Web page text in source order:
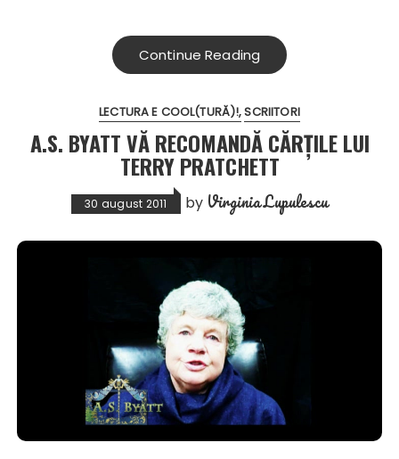
Continue Reading
LECTURA E COOL(TURĂ)! SCRIITORI
A.S. BYATT VĂ RECOMANDĂ CĂRȚILE LUI
TERRY PRATCHETT
30 august 2011 by Virginia Lupulescu